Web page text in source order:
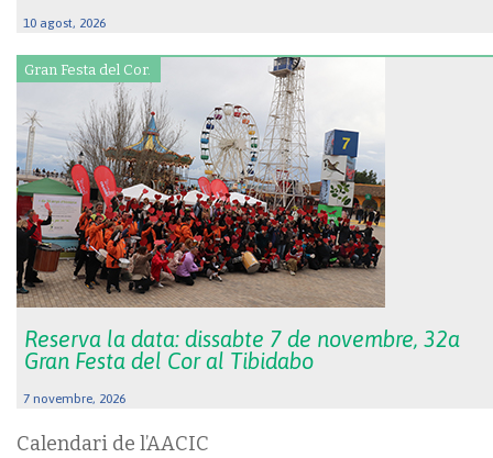
10 agost, 2026
Gran Festa del Cor.
Reserva la data: dissabte 7 de novembre, 32a
Gran Festa del Cor al Tibidabo
7 novembre, 2026
Calendari de l’AACIC